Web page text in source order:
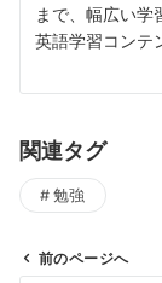
まで、幅広い学
英語学習コンテ
関連タグ
勉強
前のページへ